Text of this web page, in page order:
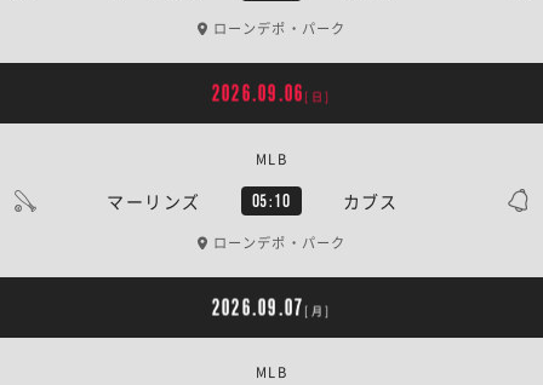
ローンデポ・パーク
2026.09.06 [日]
マーリンズ 05:10 カブス
MLB
ローンデポ・パーク
2026.09.07 [月]
MLB